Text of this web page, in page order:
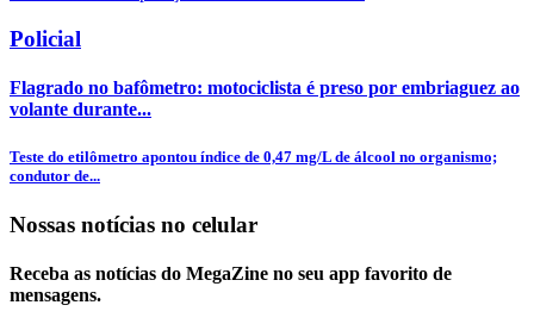
Policial
Flagrado no bafômetro: motociclista é preso por embriaguez ao
volante durante...
Teste do etilômetro apontou índice de 0,47 mg/L de álcool no organismo;
condutor de...
Nossas notícias no celular
Receba as notícias do MegaZine no seu app favorito de
mensagens.